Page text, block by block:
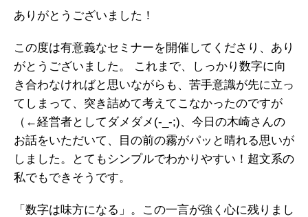
ありがとうございました！
この度は有意義なセミナーを開催してくださり、あり
がとうございました。
これまで、しっかり数字に向
き合わなければと思いながらも、苦手意識が先に立っ
てしまって、突き詰めて考えてこなかったのですが
（←経営者としてダメダメ(-_-;)、今日の木崎さんの
お話をいただいて、目の前の霧がパッと晴れる思いが
しました。とてもシンプルでわかりやすい！超文系の
私でもできそうです。
「数字は味方になる」。この一言が強く心に残りまし